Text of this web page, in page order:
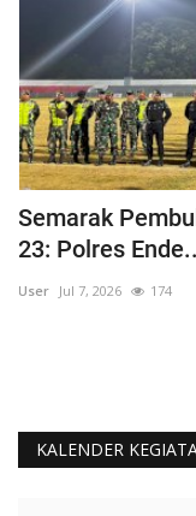
Semarak
23: Polres
User Jul 7, 2026 174
KALENDER